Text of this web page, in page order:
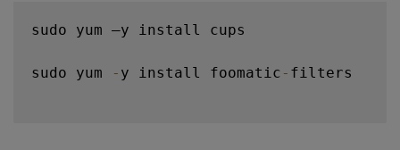
sudo yum –y install cups
sudo yum - y install foomatic - filters